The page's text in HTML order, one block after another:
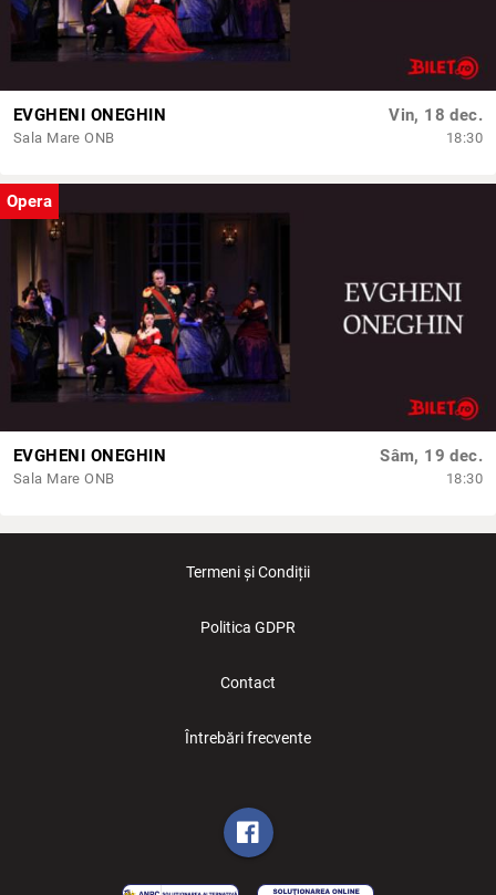
EVGHENI ONEGHIN
Sala Mare ONB
Vin, 18 dec.
18:30
Opera
EVGHENI ONEGHIN
Sala Mare ONB
Sâm, 19 dec.
18:30
Termeni și Condiții
Politica GDPR
Contact
Întrebări frecvente